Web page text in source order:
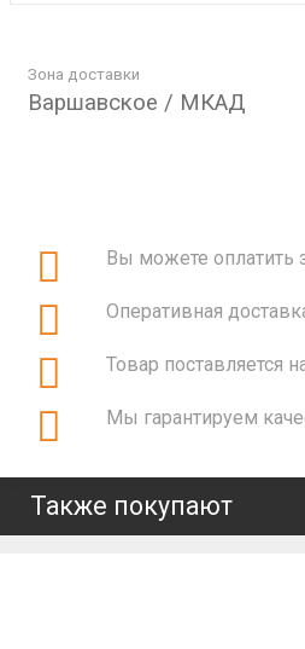
Зона доставки
Варшавское / МКАД
Вы можете оплатить
Оперативная
Товар поставляется
Мы гарантируем
Также покупают